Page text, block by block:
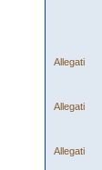
Allegati
Allegati
Allegati